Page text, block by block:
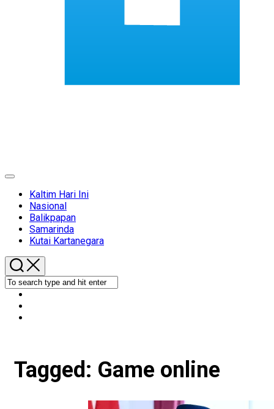
Expand
Kaltim Hari Ini
Nasional
Balikpapan
Samarinda
Kutai Kartanegara
Tagged: Game online